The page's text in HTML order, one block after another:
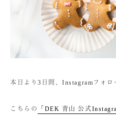
本日より3日間、Instagramフォロ
こちらの 「DEK 青山 公式